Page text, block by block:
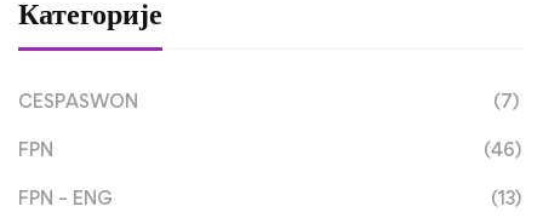
Категорије
CESPASWON (7)
FPN (46)
FPN – ENG (13)